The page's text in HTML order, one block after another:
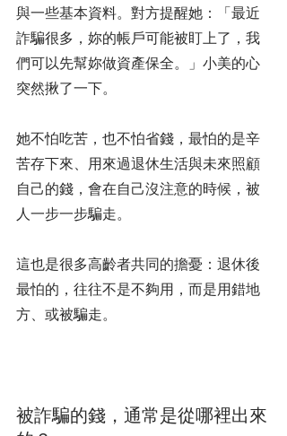
與一些基本資料。對方提醒她：「最近
詐騙很多，妳的帳戶可能被盯上了，我
們可以先幫妳做資產保全。」小美的心
突然揪了一下。
她不怕吃苦，也不怕省錢，最怕的是辛
苦存下來、用來過退休生活與未來照顧
自己的錢，會在自己沒注意的時候，被
人一步一步騙走。
這也是很多高齡者共同的擔憂：退休後
最怕的，往往不是不夠用，而是用錯地
方、或被騙走。
被詐騙的錢，通常是從哪裡出來